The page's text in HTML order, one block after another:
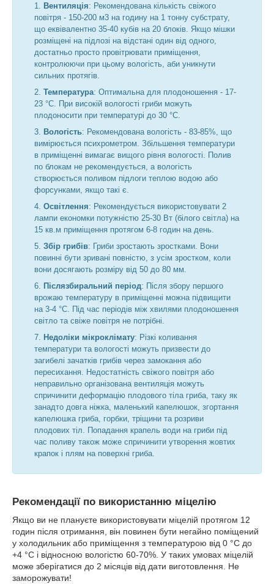
Вентиляція: Рекомендована кількість свіжого
повітря - 150-200 м3 на годину на 1 тонну субстрату,
що еквівалентно 35-40 кубів на 20 блоків. Якщо мішки
розміщені на підлозі на відстані один від одного,
достатньо просто провітрювати приміщення,
контролюючи при цьому вологість, аби уникнути
сильних протягів.
Температура: Оптимальна для плодоношення - 17-
23 °C. При високій вологості гриби можуть
плодоносити при температурі до 30 °C.
Вологість: Рекомендована вологість - 83-85%, що
вимірюється психрометром. Збільшення температури
в приміщенні вимагає вищого рівня вологості. Полив
по блокам не рекомендується, а вологість
створюється поливом підлоги теплою водою або
форсунками, якщо такі є.
Освітлення: Рекомендується використовувати 2
лампи економки потужністю 25-30 Вт (білого світла) на
15 кв.м приміщення протягом 6-8 годин на день.
Збір грибів: Гриби зростають зростками. Вони
повинні бути зривані повністю, з усім зростком, коли
вони досягають розміру від 50 до 80 мм.
Післязбиральний період: Після збору першого
врожаю температуру в приміщенні можна підвищити
на 3-4 °C. Під час періодів між хвилями плодоношення
світло та свіже повітря не потрібні.
Недоліки мікроклімату: Різкі коливання
температури та вологості можуть призвести до
загибелі зачатків грибів через замокання або
пересихання. Недостатність свіжого повітря або
неправильно організована вентиляція можуть
спричинити деформацію плодового тіла гриба, таку як
занадто довга ніжка, маленький капелюшок, згортання
капелюшка гриба, горбки, тріщини та розриви
плодових тіл. Попадання крапель води на гриби під
час поливу також може спричинити утворення жовтих
крапок і плям на поверхні гриба.
Рекомендації по використанню міцелію
Якщо ви не плануєте використовувати міцелій протягом 12
годин після отримання, він повинен бути негайно поміщений
у холодильник або приміщення з температурою від 0 °C до
+4 °C і відносною вологістю 60-70%. У таких умовах міцелій
може зберігатися до 2 місяців від дати виготовлення. Не
заморожувати!